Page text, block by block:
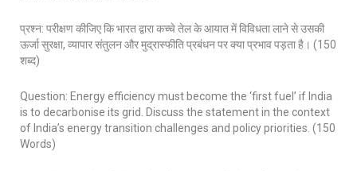
प्रश्न: परीक्षण कीजिए कि भारत द्वारा कच्चे तेल के आयात में विविधता लाने से उसकी
ऊर्जा सुरक्षा, व्यापार संतुलन और मुद्रास्फीति प्रबंधन पर क्या प्रभाव पड़ता है। (150
शब्द)
Question: Energy efficiency must become the ‘first fuel’ if India
is to decarbonise its grid. Discuss the statement in the context
of India’s energy transition challenges and policy priorities. (150
Words)